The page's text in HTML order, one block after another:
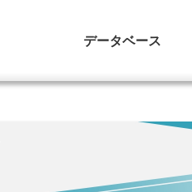
データベース